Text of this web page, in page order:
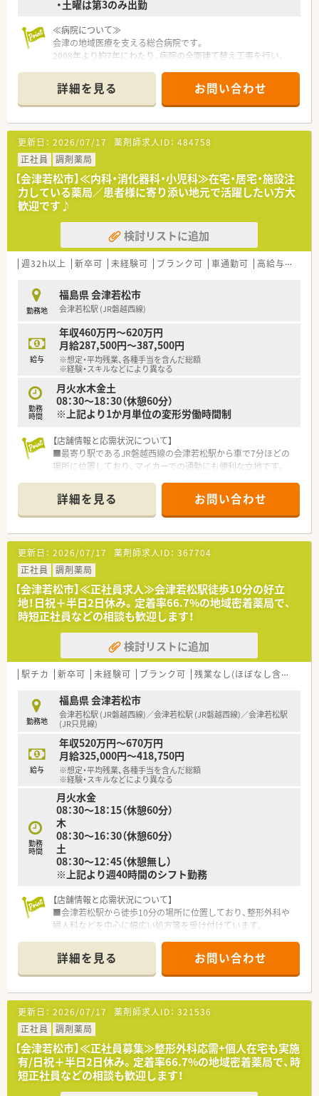
・土曜は第3のみ出勤
≪病院について≫
会津の地域医療を支える総合病院です。
2008年より約7年にわたり、病院の全面建て替え工事を行い、
躁病棟数：837床(一般病棟：693床、精神病棟：144床)
詳細を見る お問い合わせ
更新日： 2026/07/17 薬剤師求人ID： 484758
正社員
調剤薬局
【会津若松市】≪内科・消化器科・小児科≫在宅・居宅・施設注
力している薬局／患者様に寄り添い地元で活躍したい方大
歓迎です♪
検討リストに追加
週32h以上 新卒可 未経験可 ブランク可 車通勤可 高給与(600万円以上)
勤務地
福島県 会津若松市
会津若松駅 (JR磐越西線)
給与
年収460万円～620万円
月給287,500円～387,500円
※想定・平均残業、各種手当を含んだ総額
※経験・スキルなどにより異なる
勤務
時間
月火水木金土
08：30～18：30（休憩60分）
※上記より1か月単位の変形労働時間制
【店舗情報と応需状況について】
■最寄り駅であるJR磐越西線の会津若松駅から車で7分ほどの
場所に位置しており、マイカーでの通勤にも便利な立地です。
科、小児科の科目をバランスよく扱っています。
■処方箋は1日あたり平均約70枚を応需しており、複数の薬剤師
でゆとりを持って対応できる業務量です。
【こんな取り組みをしています】
■かかりつけ加算の獲得に対する会社からの個人ノルマや目標
設定は一切なく、真に患者様に寄り添う医療を追求します。
■ストレスを溜め込まない健康的な働き方を支援するため、無料
で利用できる外部のオンラインカウンセリングなどの福利厚生
を導入しています。
■店舗の建て替えプロジェクトを進めており、図書館を併設する
など新しい薬局の価値や地域交流の形にチャレンジし続けてい
【やりがい/おすすめポイント】
できるため、頑張りが給与へ直結するやりがいがあります。
■独自の企業主導型保育所を利用できる権利があり、小さなお子
様がいる方も安心して預けて正社員勤務が可能です。
■副業や異業種でのWワークが認められているため、薬剤師とし
ての枠に捉われない多様な働き方を実践できます。
【法人特徴について】
■会津若松エリアを中心に地域密着の調剤薬局を複数展開して
おり、親切で高品質な医療サービスを目指す企業です。
■時代に即した柔軟な価値観を大切にする30代の若い経営者が
率いており、フラットで風通しの良い社風が強みです。
■ユースエール認定やくるみん認定を受けており、働きやすい環
境づくりと子育て世代への応援に注力しています。
詳細を見る お問い合わせ
更新日： 2026/07/17 薬剤師求人ID： 367704
正社員
調剤薬局
【会津若松市】≪正社員求人≫会津若松駅徒歩10分の好立
地！日祝＋半日2日休み。定着率66.7%の地域密着薬局で、
時短正社員などの相談も歓迎します！
検討リストに追加
駅チカ 新卒可 未経験可 ブランク可 残業なし(ほぼなし含む)
勤務地
福島県 会津若松市
会津若松駅 (JR磐越西線)／会津若松駅 (JR磐越西線)／会津若松駅
(JR只見線)
給与
年収520万円～670万円
月給325,000円～418,750円
※想定・平均残業、各種手当を含んだ総額
※経験・スキルなどにより異なる
勤務
時間
月火水金
08：30～18：15（休憩60分）
木
08：30～16：30（休憩60分）
土
08：30～12：45（休憩無し）
※上記より週40時間のシフト勤務
【店舗情報と応需状況について】
■会津若松駅から徒歩10分の場所に位置しており、整形外科や
婦人科などを中心に幅広い処方箋を受け付けています。
ートの薬剤師が協力して丁寧な対応を行っています。
■内科や循環器科の処方箋も応需しているため、地域の患者様に
寄り添いながら幅広い科目の知識を深められる環境です。
【こんな方が活躍中】
■平均年齢37歳と若手から中堅までの薬剤師がバランスよく在
籍しており、それぞれの得意分野を活かして活躍しています。
■10年勤務割合が66.7%と非常に高い定着率を誇っており、幅広
い世代 of のスタッフが安定してキャリアを築いています。
■仕事だけでなく地域の人々との関わりを大切にし、主体的に周
りのサポートへ取り組むスタッフが多く在籍しています。
詳細を見る お問い合わせ
更新日： 2026/07/17 薬剤師求人ID： 321536
正社員
調剤薬局
【会津若松市】≪正社員募集≫整形外科応需+個人在宅も実施
有/日祝＋半日2日休み。定着率66.7%の地域密着薬局で、時
短正社員などの相談も歓迎します！